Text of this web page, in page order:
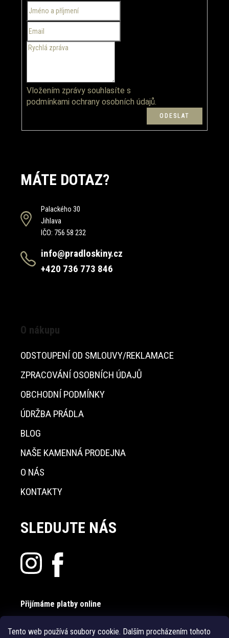
Tento web používá soubory cookie. Dalším procházením tohoto
Vložením zprávy souhlasíte s
podmínkami ochrany osobních údajů.
MÁTE DOTAZ?
Palackého 30
Jihlava
IČO: 756 58 232
info@pradloskiny.cz
+420 736 773 846
O nákupu
ODSTOUPENÍ OD SMLOUVY/REKLAMACE
ZPRACOVÁNÍ OSOBNÍCH ÚDAJŮ
OBCHODNÍ PODMÍNKY
ÚDRŽBA PRÁDLA
BLOG
NAŠE KAMENNÁ PRODEJNA
O NÁS
KONTAKTY
SLEDUJTE NÁS
Přijímáme platby online